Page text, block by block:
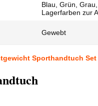
Blau, Grün,
Lagerfarben zur
Gewebt
Sporthandtuch Set